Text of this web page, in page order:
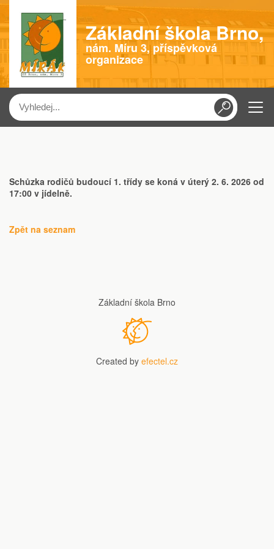
Základní škola Brno,
nám. Míru 3, příspěvková
organizace
Menu
Schůzka rodičů budoucí 1. třídy se koná v úterý 2. 6. 2026 od
17:00 v jídelně.
Zpět na seznam
Základní škola Brno
Created by efectel.cz